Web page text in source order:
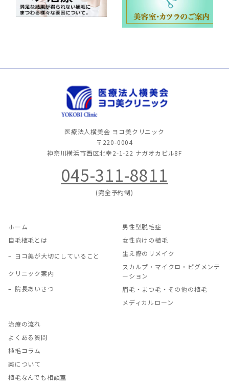
医療法人横美会 ヨコ美クリニック
〒220-0004
神奈川横浜市西区北幸2-1-22 ナガオカビル8F
045-311-8811
(完全予約制)
ホーム
自毛植毛とは
ヨコ美が大切にしていること
クリニック案内
院長あいさつ
男性型脱毛症
女性向けの植毛
生え際のリメイク
スカルプ・マイクロ・ピグメンテ
ーション
眉毛・まつ毛・その他の植毛
メディカルローン
治療の流れ
よくある質問
植毛コラム
薬について
植毛なんでも相談室